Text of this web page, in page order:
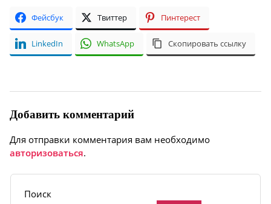
Фейсбук Твиттер Пинтерест
LinkedIn WhatsApp Скопировать ссылку
Добавить комментарий
Для отправки комментария вам необходимо
авторизоваться.
Поиск